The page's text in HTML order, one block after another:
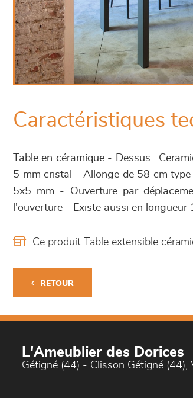
Caractéristiques
Table en céramique - Dessus :
5 mm cristal - Allonge de 58 cm
5x5 mm - Ouverture par
l'ouverture - Existe aussi en longueur
Ce produit Table extensible
RETOUR
L'Ameublier des Dorices
Gétigné (44) - Clisson Gétigné (44),